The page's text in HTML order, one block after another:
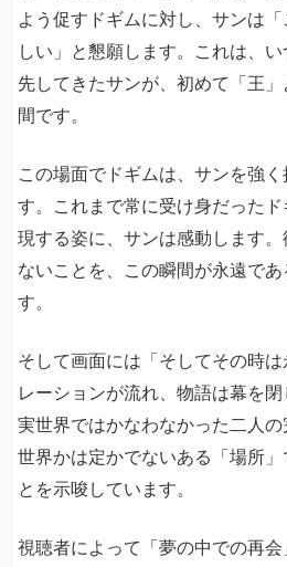
よう促すドギムに対し、サンは
しい」と懇願します。これは、
先してきたサンが、初めて「王
間です。
この場面でドギムは、サンを強
す。これまで常に受け身だった
現する姿に、サンは感動します
ないことを、この瞬間が永遠で
す。
そして画面には「そしてその時
レーションが流れ、物語は幕を
実世界ではかなわなかった二人
世界かは定かでないある「場所
とを示唆しています。
視聴者によって「夢の中での再